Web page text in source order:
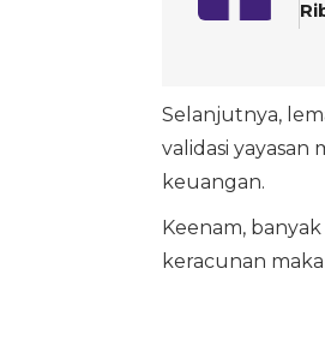
Selanjutnya,
validasi
keuangan.
Keenam,
keracunan